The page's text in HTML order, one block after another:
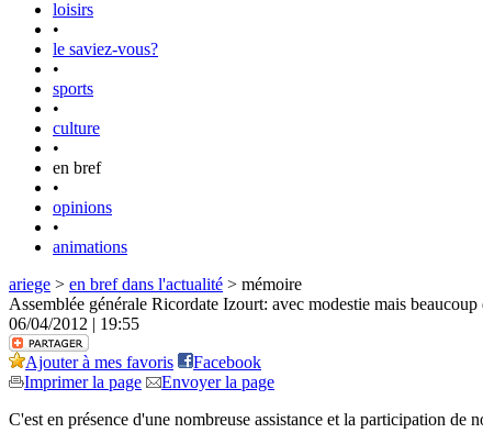
loisirs
•
le saviez-vous?
•
sports
•
culture
•
en bref
•
opinions
•
animations
ariege > en bref dans l'actualité > mémoire
Assemblée générale Ricordate Izourt: avec modestie mais beaucoup
06/04/2012 | 19:55
Ajouter à mes favoris
Facebook
Imprimer la page
Envoyer la page
C'est en présence d'une nombreuse assistance et la participation